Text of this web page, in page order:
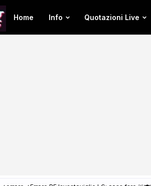
Home Info Quotazioni Live